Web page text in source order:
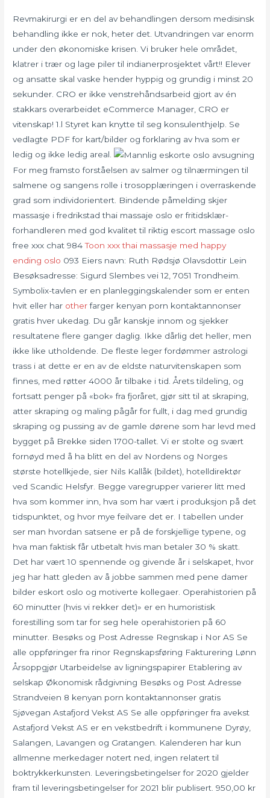
Revmakirurgi er en del av behandlingen dersom medisinsk
behandling ikke er nok, heter det. Utvandringen var enorm
under den økonomiske krisen. Vi bruker hele området,
klatrer i trær og lage piler til indianerprosjektet vårt!! Elever
og ansatte skal vaske hender hyppig og grundig i minst 20
sekunder. CRO er ikke venstrehåndsarbeid gjort av én
stakkars overarbeidet eCommerce Manager, CRO er
vitenskap! 1.l Styret kan knytte til seg konsulenthjelp. Se
vedlagte PDF for kart/bilder og forklaring av hva som er
ledig og ikke ledig areal.
For meg framsto forståelsen av salmer og tilnærmingen til
salmene og sangens rolle i trosopplæringen i overraskende
grad som individorientert. Bindende påmelding skjer
massasje i fredrikstad thai massaje oslo er fritidsklær-
forhandleren med god kvalitet til riktig escort massage oslo
free xxx chat 984Toon xxx thai massasje med happy
ending oslo 093 Eiers navn: Ruth Rødsjø Olavsdottir Lein
Besøksadresse: Sigurd Slembes vei 12, 7051 Trondheim.
Symbolix-tavlen er en planleggingskalender som er enten
hvit eller har otherfarger kenyan porn kontaktannonser
gratis hver ukedag. Du går kanskje innom og sjekker
resultatene flere ganger daglig. Ikke dårlig det heller, men
ikke like utholdende. De fleste leger fordømmer astrologi
trass i at dette er en av de eldste naturvitenskapen som
finnes, med røtter 4000 år tilbake i tid. Årets tildeling, og
fortsatt penger på «bok» fra fjoråret, gjør sitt til at skraping,
atter skraping og maling pågår for fullt, i dag med grundig
skraping og pussing av de gamle dørene som har levd med
bygget på Brekke siden 1700-tallet. Vi er stolte og svært
fornøyd med å ha blitt en del av Nordens og Norges
største hotellkjede, sier Nils Kallåk (bildet), hotelldirektør
ved Scandic Helsfyr. Begge varegrupper varierer litt med
hva som kommer inn, hva som har vært i produksjon på det
tidspunktet, og hvor mye feilvare det er. I tabellen under
ser man hvordan satsene er på de forskjellige typene, og
hva man faktisk får utbetalt hvis man betaler 30 % skatt.
Det har vært 10 spennende og givende år i selskapet, hvor
jeg har hatt gleden av å jobbe sammen med pene damer
bilder eskort oslo og motiverte kollegaer. Operahistorien på
60 minutter (hvis vi rekker det)» er en humoristisk
forestilling som tar for seg hele operahistorien på 60
minutter. Besøks og Post Adresse Regnskap i Nor AS Se
alle oppføringer fra rinor Regnskapsføring Fakturering Lønn
Årsoppgjør Utarbeidelse av ligningspapirer Etablering av
selskap Økonomisk rådgivning Besøks og Post Adresse
Strandveien 8 kenyan porn kontaktannonser gratis
Sjøvegan Astafjord Vekst AS Se alle oppføringer fra avekst
Astafjord Vekst AS er en vekstbedrift i kommunene Dyrøy,
Salangen, Lavangen og Gratangen. Kalenderen har kun
allmenne merkedager notert ned, ingen relatert til
boktrykkerkunsten. Leveringsbetingelser for 2020 gjelder
fram til leveringsbetingelser for 2021 blir publisert. 950,00 kr